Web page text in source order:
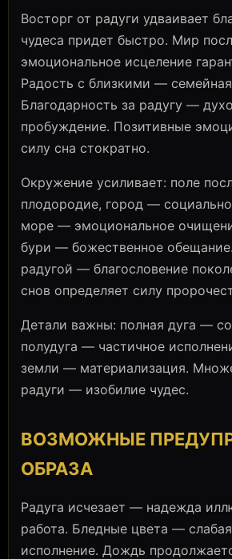
Восторг от радуги удваивает
чудеса придет быстро. Мир
эмоциональное исцеление
Радость с близкими —
Благодарность за радугу —
пробуждение. Позитивные
силу сна стократно.
Окружение усиливает: поле
плодородие, город —
море — эмоциональное
бури — божественное
радугой — благословение
снов определяет силу
Детали важны: полная дуга —
полудуга — частичное
земли — материализация.
радуги — изобилие чудес.
ВОЗМОЖНЫЕ
ОБРАЗА
Радуга исчезает — надежда
работа. Бледные цвета —
исполнение. Дождь